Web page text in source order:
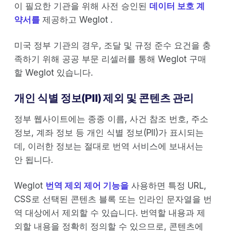
이 필요한 기관을 위해 사전 승인된 데이터 보호 계
약서를 제공하고 Weglot .
미국 정부 기관의 경우, 조달 및 규정 준수 요건을 충
족하기 위해 공공 부문 리셀러를 통해 Weglot 구매
할 Weglot 있습니다.
개인 식별 정보(PII) 제외 및 콘텐츠 관리
정부 웹사이트에는 종종 이름, 사건 참조 번호, 주소
정보, 계좌 정보 등 개인 식별 정보(PII)가 표시되는
데, 이러한 정보는 절대로 번역 서비스에 보내서는
안 됩니다.
Weglot 번역 제외 제어 기능을 사용하면 특정 URL,
CSS로 선택된 콘텐츠 블록 또는 인라인 문자열을 번
역 대상에서 제외할 수 있습니다. 번역할 내용과 제
외할 내용을 정확히 정의할 수 있으므로, 콘텐츠에